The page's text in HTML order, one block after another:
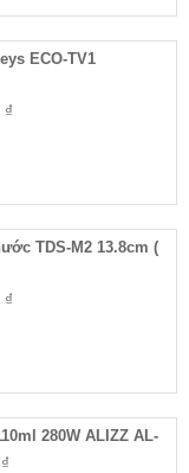
ECO-TV1
₫
TDS-M2 13.8cm (
₫
280W ALIZZ AL-